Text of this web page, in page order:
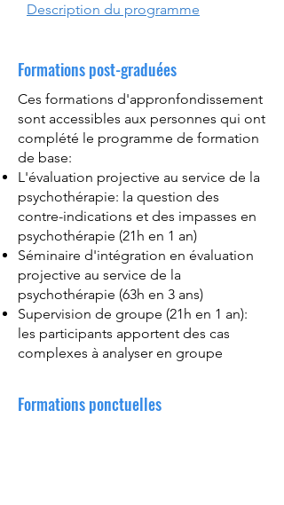
Description du programme
Formations post-graduées
Ces formations d'appronfondissement
sont accessibles aux personnes qui ont
complété le programme de formation
de base:
L'évaluation projective au service de la
psychothérapie: la question des
contre-indications et des impasses en
psychothérapie (21h en 1 an)
Séminaire d'intégration en évaluation
projective au service de la
psychothérapie (63h en 3 ans)
Supervision de groupe (21h en 1 an):
les participants apportent des cas
complexes à analyser en groupe
Formations ponctuelles